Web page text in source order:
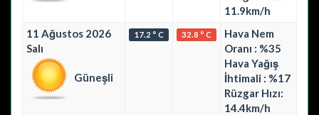
11.9km/h
11 Ağustos 2026
Salı
Güneşli
17.2 ° C 32.8 ° C
Hava Nem
Oranı : %35
Hava Yağış
İhtimali : %17
Rüzgar Hızı:
14.4km/h